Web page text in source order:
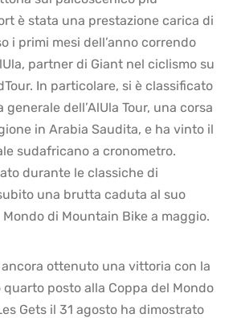
è stata una prestazione carica di
i primi mesi dell’anno correndo
partner di Giant nel ciclismo su
In particolare, si è classificato
dell’AlUla Tour, una corsa
in Arabia Saudita, e ha vinto il
sudafricano a cronometro.
durante le classiche di
una brutta caduta al suo
di Mountain Bike a maggio.
ottenuto una vittoria con la
posto alla Coppa del Mondo
Gets il 31 agosto ha dimostrato